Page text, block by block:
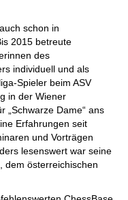
schon in
2015 betreute
des
individuell und als
Spieler beim ASV
in der Wiener
„Schwarze Dame“ ans
Erfahrungen seit
und Vorträgen
lesenswert war seine
dem österreichischen